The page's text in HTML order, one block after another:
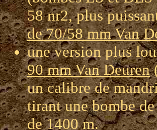
58 nr2, plus
de 70/58 mm Van
une version plus
90 mm Van Deuren
un calibre de
tirant une bombe
de 1400 m.